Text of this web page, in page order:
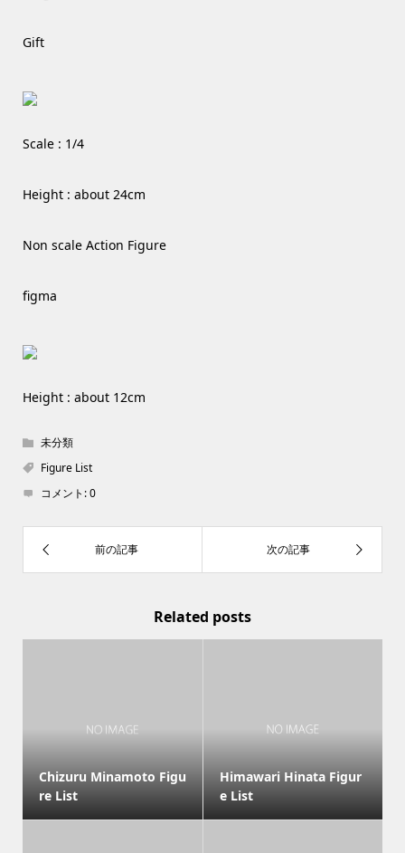
Gift
Scale : 1/4
Height : about 24cm
Non scale Action Figure
figma
Height : about 12cm
未分類
Figure List
コメント:0
Related posts
Chizuru Minamoto Figu
re List
Himawari Hinata Figur
e List